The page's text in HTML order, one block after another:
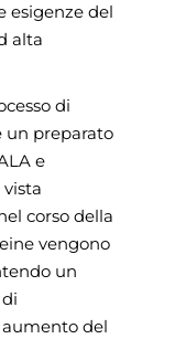
esigenze del
alta
di
un preparato
e
corso della
vengono
un
del